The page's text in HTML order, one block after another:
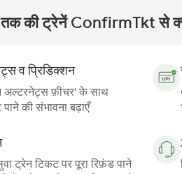
तक की ट्रेनें ConfirmTkt से
व प्रिडिक्शन
अल्टरनेट्स फ़ीचर' के साथ
की संभावना बढ़ाएँ
ट्रेन टिकट पर पूरा रिफ़ंड पाने